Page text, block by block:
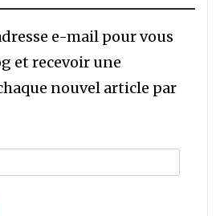
e-mail pour vous
et recevoir une
nouvel article par